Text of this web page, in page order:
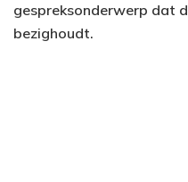
gespreksonderwerp dat
bezighoudt.